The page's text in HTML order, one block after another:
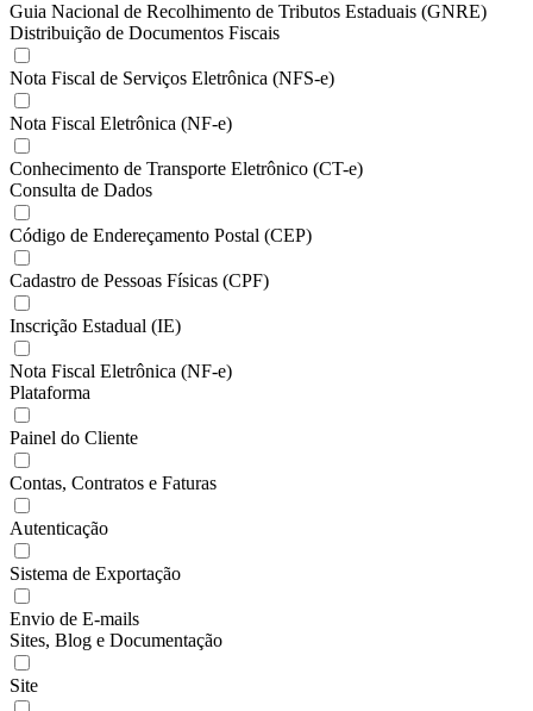
Guia Nacional de Recolhimento de Tributos Estaduais (GNRE)
Distribuição de Documentos Fiscais
Nota Fiscal de Serviços Eletrônica (NFS-e)
Nota Fiscal Eletrônica (NF-e)
Conhecimento de Transporte Eletrônico (CT-e)
Consulta de Dados
Código de Endereçamento Postal (CEP)
Cadastro de Pessoas Físicas (CPF)
Inscrição Estadual (IE)
Nota Fiscal Eletrônica (NF-e)
Plataforma
Painel do Cliente
Contas, Contratos e Faturas
Autenticação
Sistema de Exportação
Envio de E-mails
Sites, Blog e Documentação
Site